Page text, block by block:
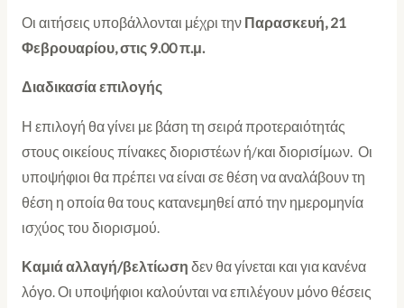
Οι αιτήσεις υποβάλλονται μέχρι την Παρασκευή, 21
Φεβρουαρίου, στις 9.00 π.μ.
Διαδικασία επιλογής
Η επιλογή θα γίνει με βάση τη σειρά προτεραιότητάς
στους οικείους πίνακες διοριστέων ή/και διορισίμων. Οι
υποψήφιοι θα πρέπει να είναι σε θέση να αναλάβουν τη
θέση η οποία θα τους κατανεμηθεί από την ημερομηνία
ισχύος του διορισμού.
Καμιά αλλαγή/βελτίωση δεν θα γίνεται και για κανένα
λόγο. Οι υποψήφιοι καλούνται να επιλέγουν μόνο θέσεις